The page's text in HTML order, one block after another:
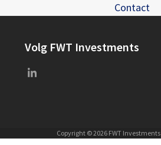
Contact
Volg FWT Investments
LinkedIn
Copyright © 2026 FWT Investments